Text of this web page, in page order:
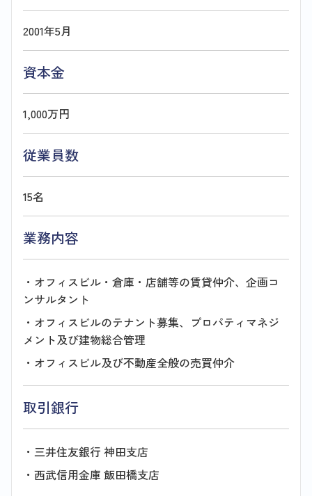
2001年5月
資本金
1,000万円
従業員数
15名
業務内容
・オフィスビル・倉庫・店舗等の賃貸仲介、企画コ
ンサルタント
・オフィスビルのテナント募集、プロパティマネジ
メント及び建物総合管理
・オフィスビル及び不動産全般の売買仲介
取引銀行
・三井住友銀行 神田支店
・西武信用金庫 飯田橋支店